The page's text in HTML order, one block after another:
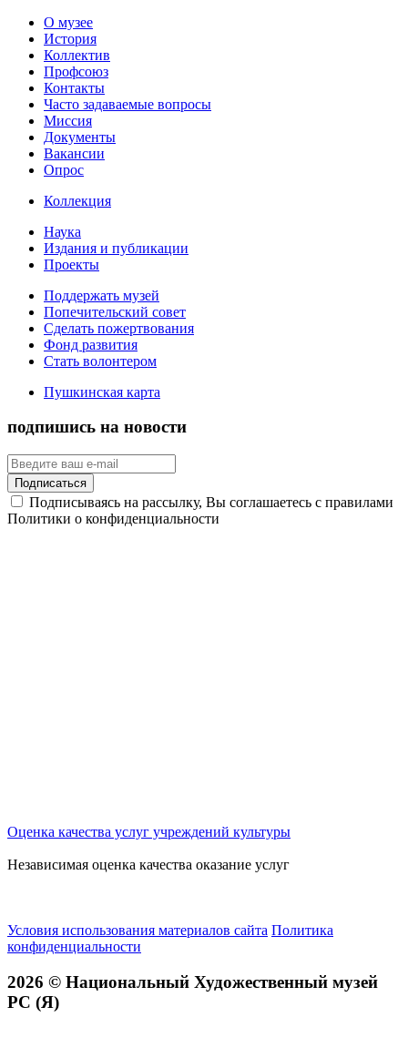
О музее
История
Коллектив
Профсоюз
Контакты
Часто задаваемые вопросы
Миссия
Документы
Вакансии
Опрос
Коллекция
Наука
Издания и публикации
Проекты
Поддержать музей
Попечительский совет
Сделать пожертвования
Фонд развития
Стать волонтером
Пушкинская карта
подпишись на новости
Подписаться
Подписываясь на рассылку, Вы соглашаетесь с правилами
Политики о конфиденциальности
Оценка качества услуг учреждений культуры
Независимая оценка качества оказание услуг
Условия использования материалов сайта Политика
конфиденциальности
2026 © Национальный Художественный музей
РС (Я)